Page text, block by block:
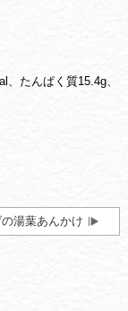
たんぱく質15.4g、
湯葉あんかけ